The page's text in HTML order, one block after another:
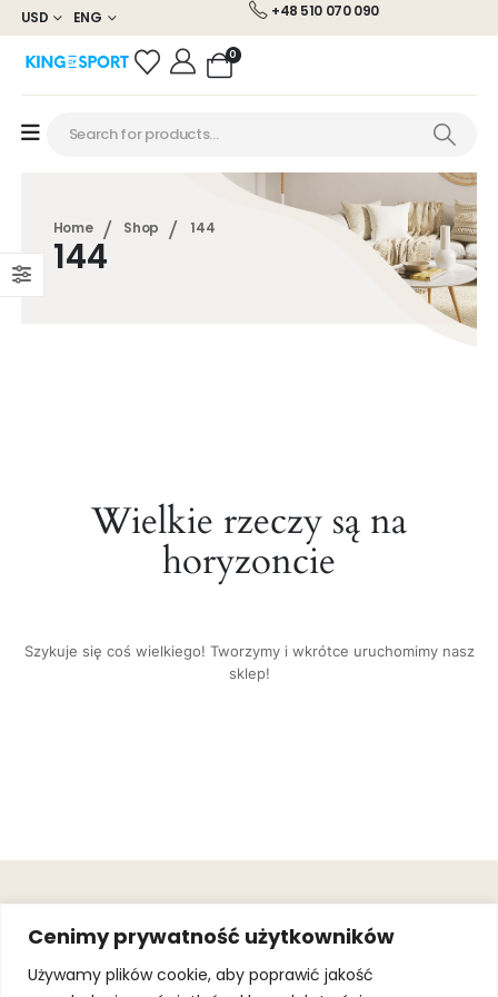
Cenimy prywatność użytkowników
Używamy plików cookie, aby poprawić jakość
USD ENG +48 510 070 090
0
Home Shop 144
144
Wielkie rzeczy są na
horyzoncie
Szykuje się coś wielkiego! Tworzymy i wkrótce uruchomimy nasz
sklep!
+48 510 070
JOIN OUR
MAILING
OBSŁUGA
KLIENTA
Gwarancja
.
.